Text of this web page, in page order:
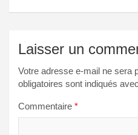
Laisser un
Votre adresse e-mail ne sera
obligatoires sont indiqués avec
Commentaire *